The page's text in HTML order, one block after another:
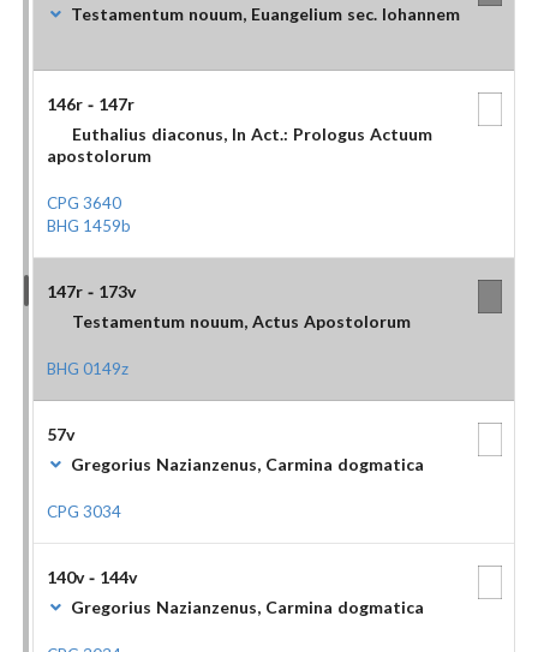
Testamentum nouum, Euangelium sec. Iohannem
146r - 147r
Euthalius diaconus, In Act.: Prologus Actuum
apostolorum
CPG 3640
BHG 1459b
147r - 173v
Testamentum nouum, Actus Apostolorum
BHG 0149z
57v
Gregorius Nazianzenus, Carmina dogmatica
CPG 3034
140v - 144v
Gregorius Nazianzenus, Carmina dogmatica